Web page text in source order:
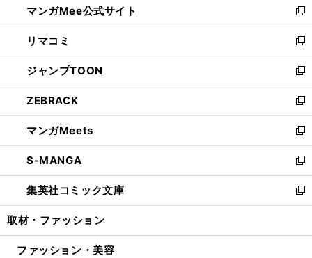
く
ド
ウ
で
開
く
ィ
ン
ド
ウ
で
開
く
い
ウ
ィ
ン
ド
ウ
で
開
く
マンガMee公式サイト
新
し
い
ウ
ィ
ン
ド
ウ
で
開
く
リマコミ
新
し
い
ウ
ィ
ン
ド
ウ
で
開
く
ジャンプTOON
新
し
い
ウ
ィ
ン
ド
ウ
で
開
ZEBRACK
新
し
い
ウ
ィ
ン
ド
ウ
開
マンガMeets
新
し
い
ウ
ィ
ン
ウ
S-MANGA
新
し
い
ウ
ン
集英社コミック文庫
新
し
ウ
取材・ファッション
ファッション・美容